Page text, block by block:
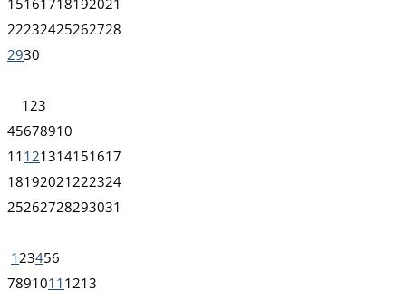
22232425262728
2930
1 23
45678910
11 121314151617
18192021 222324
25262728293031
1 23456
7891011 1213